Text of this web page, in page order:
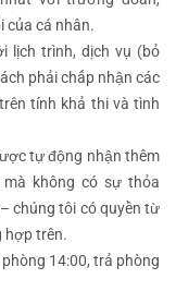
của cá nhân.
lịch trình, dịch vụ (bỏ
phải chấp nhận các
tính khả thi và tình
tự động nhận thêm
không có sự thỏa
chúng tôi có quyền từ
hợp trên.
14:00, trả phòng